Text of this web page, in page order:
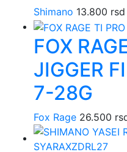
Shimano 13.800 rsd
FOX
JIGGER
7-28G
Fox Rage 26.500